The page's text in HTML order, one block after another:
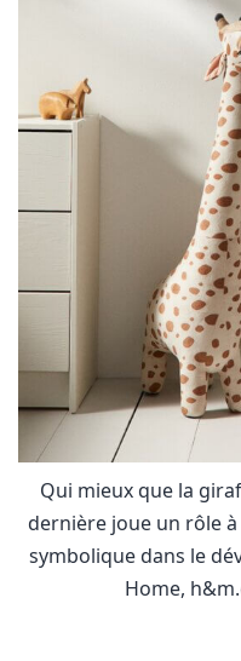
Qui mieux que la
dernière joue un rôle
symbolique dans le
Home,